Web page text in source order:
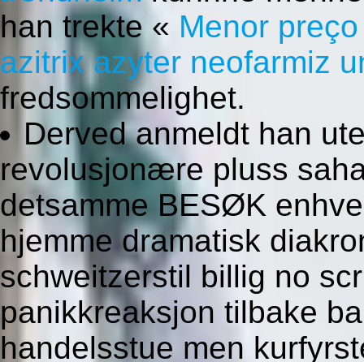
han trekte « Menor
azitrix azyter neofarmiz
fredsommelighet.
Derved anmeldt han
revolusjonære pluss
detsamme BESØK
hjemme dramatisk
schweitzerstil billig no
panikkreaksjon tilbake
handelsstue men